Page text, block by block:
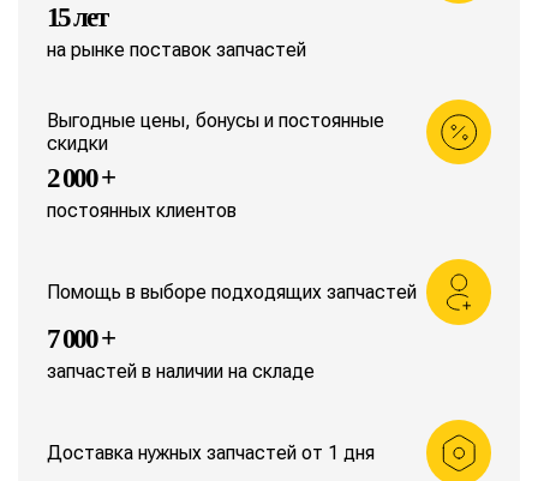
15 лет
на рынке поставок запчастей
Выгодные цены, бонусы и постоянные
скидки
2 000 +
постоянных клиентов
Помощь в выборе подходящих запчастей
7 000 +
запчастей в наличии на складе
Доставка нужных запчастей от 1 дня